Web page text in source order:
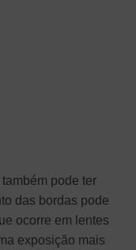
também pode ter
das bordas pode
ocorre em lentes
exposição mais